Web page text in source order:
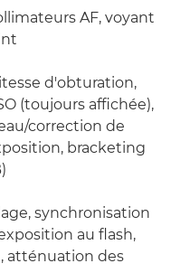
AF, voyant
d'obturation,
(toujours affichée),
correction de
bracketing
synchronisation
au flash,
atténuation des